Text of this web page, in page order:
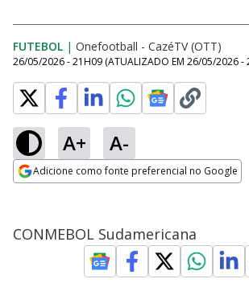
FUTEBOL | Onefootball - CazéTV (OTT)
26/05/2026 - 21H09 (ATUALIZADO EM 26/05/2026 -
A+ A-
Adicione como fonte preferencial no Google
CONMEBOL Sudamericana